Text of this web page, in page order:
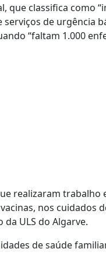
classifica como
de urgência
“faltam 1.000
realizaram
nos cuidados
ULS do Algarve.
de saúde